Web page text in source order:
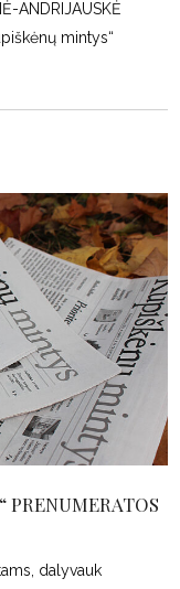
ANDRIJAUSKĖ
mintys“
PRENUMERATOS
dalyvauk